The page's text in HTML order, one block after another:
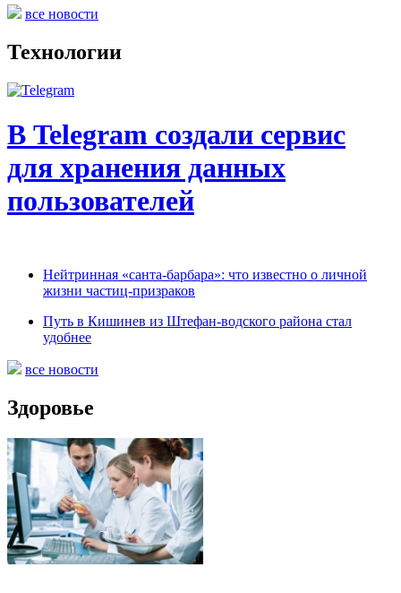
все новости
Технологии
В Telegram создали сервис
для хранения данных
пользователей
Нейтринная «санта-барбара»: что известно о личной
жизни частиц-призраков
Путь в Кишинев из Штефан-водского района стал
удобнее
все новости
Здоровье